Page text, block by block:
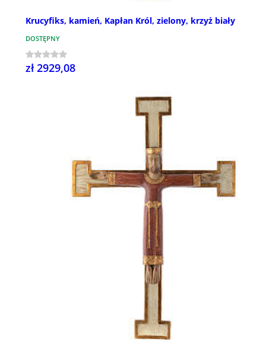
Krucyfiks, kamień, Kapłan Król, zielony, krzyż biały
DOSTĘPNY
zł 2929,08